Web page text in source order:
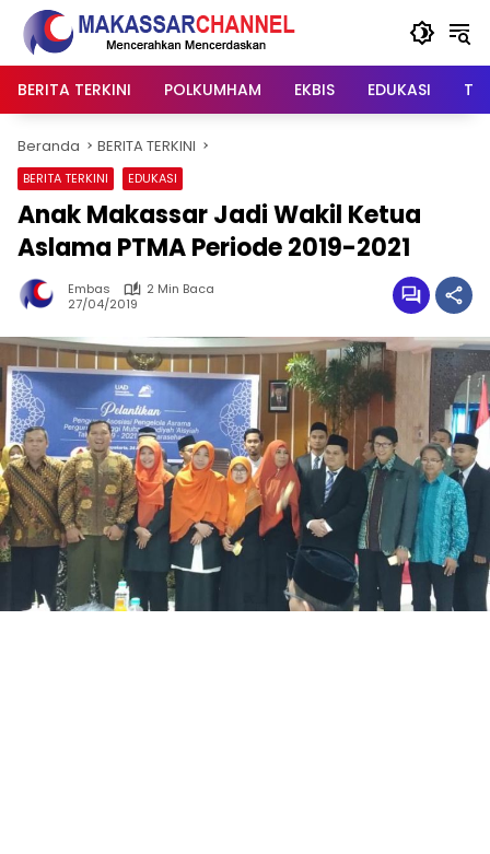
Langsung
konten
BERITA TERKINI
POLKUMHAM EKBIS EDUKASI
Beranda BERITA TERKINI
BERITA TERKINI EDUKASI
Anak Makassar Jadi Wakil Ketua
Aslama PTMA Periode 2019-2021
Embas
2 Min Baca
27/04/2019